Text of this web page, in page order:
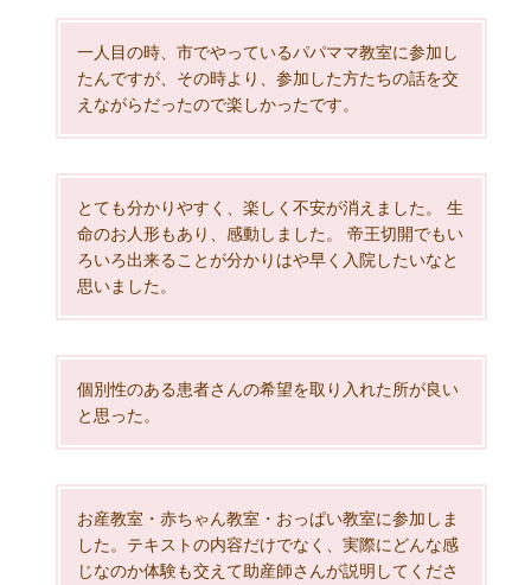
一人目の時、市でやっているパパママ教室に参加し
たんですが、その時より、参加した方たちの話を交
えながらだったので楽しかったです。
とても分かりやすく、楽しく不安が消えました。 生
命のお人形もあり、感動しました。 帝王切開でもい
ろいろ出来ることが分かりはや早く入院したいなと
思いました。
個別性のある患者さんの希望を取り入れた所が良い
と思った。
お産教室・赤ちゃん教室・おっぱい教室に参加しま
した。テキストの内容だけでなく、実際にどんな感
じなのか体験も交えて助産師さんが説明してくださ